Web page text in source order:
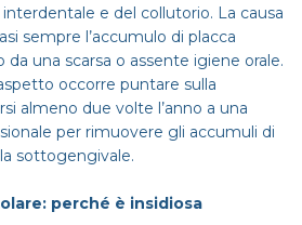
e del collutorio. La causa
sempre l’accumulo di placca
una scarsa o assente igiene orale.
occorre puntare sulla
almeno due volte l’anno a una
per rimuovere gli accumuli di
sottogengivale.
perché è insidiosa